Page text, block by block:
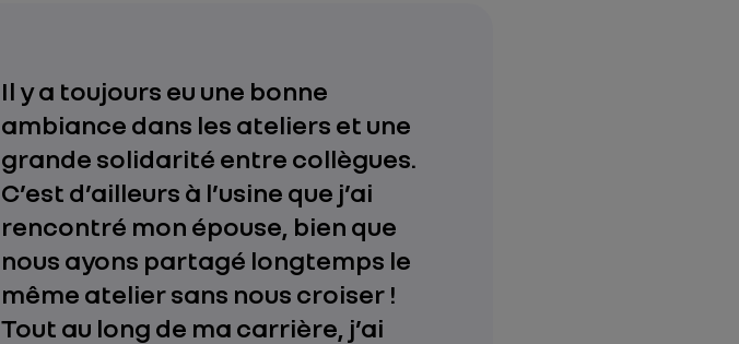
Il y a toujours eu une bonne
ambiance dans les ateliers et une
grande solidarité entre collègues.
C’est d’ailleurs à l’usine que j’ai
rencontré mon épouse, bien que
nous ayons partagé longtemps le
même atelier sans nous croiser !
Tout au long de ma carrière, j’ai